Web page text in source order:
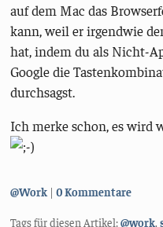
auf dem Mac das
kann, weil er irgendwie
hat, indem du als Nicht-
Google die
durchsagst.
Ich merke schon, es wird
Kategorien:
@Work 0 Kommentare
Tags für diesen Artikel:@work,